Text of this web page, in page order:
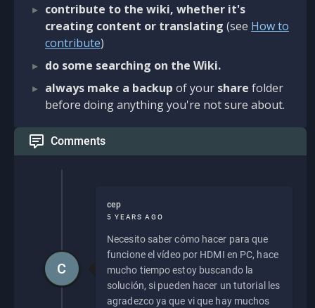
contribute to the wiki, whether it's
creating content or translating (see How to
contribute)
do some searching on the Wiki.
always make a backup of your share folder
before doing anything you're not sure about.
Comments
cep
5 YEARS AGO
Necesito saber cómo hacer para que
funcione el vídeo por HDMI en PC, hace
mucho tiempo estoy buscando la
solución, si pueden hacer un tutorial les
agradezco ya que vi que hay muchos
C